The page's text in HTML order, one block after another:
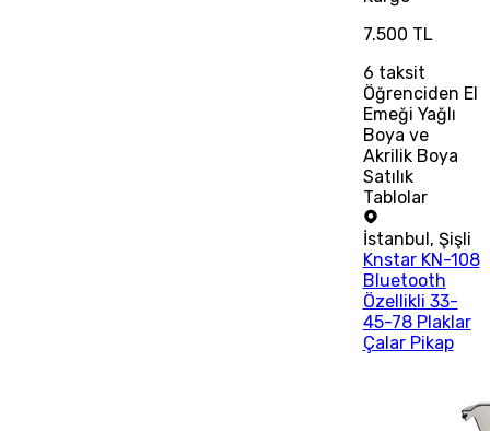
7.500 TL
6 taksit
Öğrenciden El
Emeği Yağlı
Boya ve
Akrilik Boya
Satılık
Tablolar
İstanbul , Şişli
Knstar KN-108
Bluetooth
Özellikli 33-
45-78 Plaklar
Çalar Pikap